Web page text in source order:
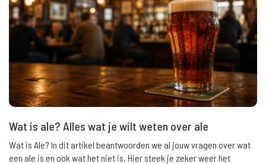
Wat is ale? Alles wat je wilt weten over ale
Wat is Ale? In dit artikel beantwoorden we al jouw vragen over wat
een ale is en ook wat het niet is. Hier steek je zeker weer het